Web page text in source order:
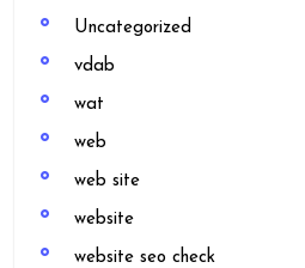
Uncategorized
vdab
wat
web
web site
website
website seo check